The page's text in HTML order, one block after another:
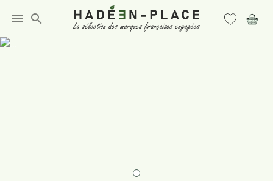
menu search